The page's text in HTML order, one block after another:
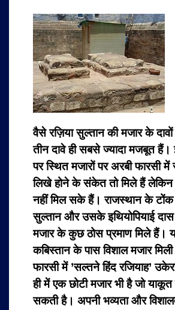
वैसे रज़िया सुल्तान की मजार के
तीन दावे ही सबसे ज्यादा मजबूत हैं।
पर स्थित मजारों पर अरबी फारसी में
लिखे होने के संकेत तो मिले हैं लेकिन
नहीं मिल सके हैं। राजस्थान के टोंक
सुल्तान और उसके इथियोपियाई
मजार के कुछ ठोस प्रमाण मिले हैं।
कबिस्तान के पास विशाल मजार
फारसी में ’सल्तने हिंद रजियाह’
ही में एक छोटी मजार भी है जो याकूत
सकती है। अपनी भव्यता और